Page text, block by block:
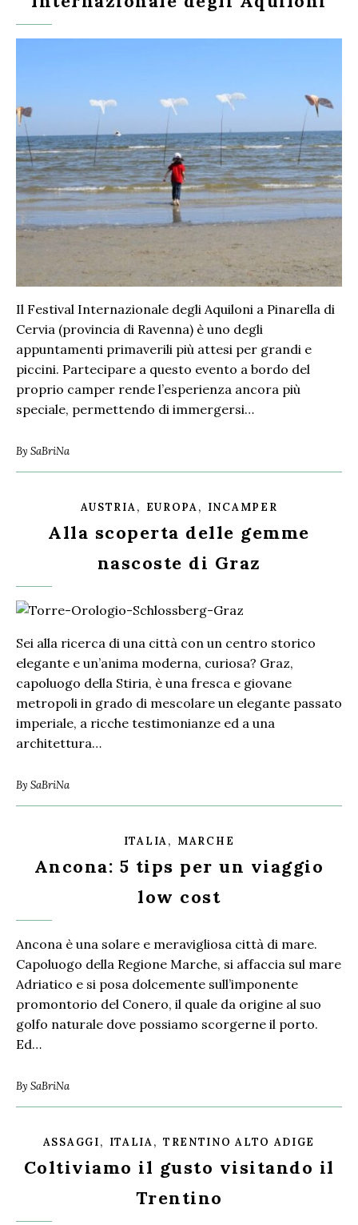
Il Festival Internazionale degli Aquiloni a Pinarella di
Cervia (provincia di Ravenna) è uno degli
appuntamenti primaverili più attesi per grandi e
piccini. Partecipare a questo evento a bordo del
proprio camper rende l’esperienza ancora più
speciale, permettendo di immergersi…
By SaBriNa
AUSTRIA, EUROPA, INCAMPER
Alla scoperta delle gemme
nascoste di Graz
Sei alla ricerca di una città con un centro storico
elegante e un’anima moderna, curiosa? Graz,
capoluogo della Stiria, è una fresca e giovane
metropoli in grado di mescolare un elegante passato
imperiale, a ricche testimonianze ed a una
architettura…
By SaBriNa
ITALIA, MARCHE
Ancona: 5 tips per un viaggio
low cost
Ancona è una solare e meravigliosa città di mare.
Capoluogo della Regione Marche, si affaccia sul mare
Adriatico e si posa dolcemente sull’imponente
promontorio del Conero, il quale da origine al suo
golfo naturale dove possiamo scorgerne il porto.
Ed…
By SaBriNa
ASSAGGI, ITALIA, TRENTINO ALTO ADIGE
Coltiviamo il gusto visitando il
Trentino